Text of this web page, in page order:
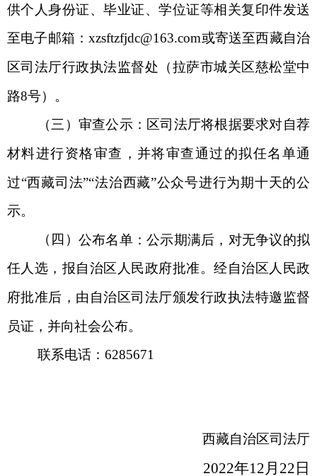
供个人身份证、毕业证、学位证等相关复印件发送
至电子邮箱：xzsftzfjdc@163.com或寄送至西藏自治
区司法厅行政执法监督处（拉萨市城关区慈松堂中
路8号）。
（三） 审查公示： 区司法厅将根据要求对自荐
材料进行资格审查，并将审查通过的拟任名单通
过“西藏司法”“法治西藏”公众号进行为期十天的公
示。
（四） 公布名单：公示期满后，对无争议的拟
任人选，报自治区人民政府批准。经自治区人民政
府批准后，由自治区司法厅颁发行政执法特邀监督
员证，并向社会公布。
联系电话： 6285671
西藏自治区司法厅
2022年12月22日